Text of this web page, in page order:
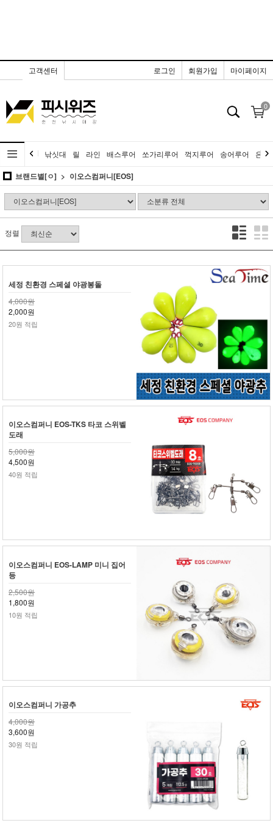
고객센터 로그인 회원가입 마이페이지
0
낚싯대 릴 라인 배스루어 쏘가리루어 꺽지루어 송어루어 은어
브랜드별[ㅇ] 이오스컴퍼니[EOS]
정렬
세정 친환경 스페셜 야광봉돌
4,000원
2,000원
20원 적립
이오스컴퍼니 EOS-TKS 타코 스위벨
도래
5,000원
4,500원
40원 적립
이오스컴퍼니 EOS-LAMP 미니 집어
등
2,500원
1,800원
10원 적립
이오스컴퍼니 가공추
4,000원
3,600원
30원 적립